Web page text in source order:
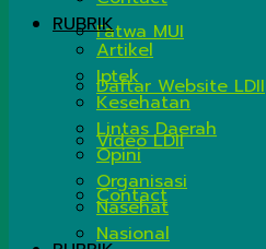
Fatwa MUI
Daftar Website LDII
Video LDII
Contact
RUBRIK
Artikel
Iptek
Kesehatan
Lintas Daerah
Opini
Organisasi
Nasehat
Nasional